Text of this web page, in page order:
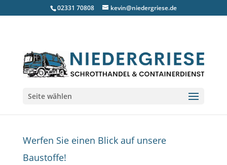
02331 70808 kevin@niedergriese.de
Seite wählen
Baustoffsorten – alt
Werfen Sie einen Blick auf unsere
Baustoffe!